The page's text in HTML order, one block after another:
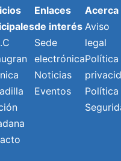
Enlaces
de interés
Sede
electrónica
Noticias
Eventos
Acerca
Aviso
legal
Política
Política